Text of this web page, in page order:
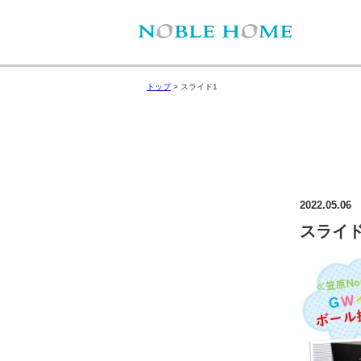
トップ> スライド1
2022.05.06
スライ